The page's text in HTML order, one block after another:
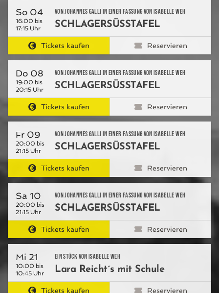
So 04
16:00 bis
17:15 Uhr
von Johannes Galli in einer Fassung von Isabelle Weh
SCHLAGERSÜSSTAFEL
Tickets kaufen Reservieren
Do 08
19:00 bis
20:15 Uhr
von Johannes Galli in einer Fassung von Isabelle Weh
SCHLAGERSÜSSTAFEL
Tickets kaufen Reservieren
Fr 09
20:00 bis
21:15 Uhr
von Johannes Galli in einer Fassung von Isabelle Weh
SCHLAGERSÜSSTAFEL
Tickets kaufen Reservieren
Sa 10
20:00 bis
21:15 Uhr
von Johannes Galli in einer Fassung von Isabelle Weh
SCHLAGERSÜSSTAFEL
Tickets kaufen Reservieren
Mi 21
10:00 bis
10:45 Uhr
ein Stück von Isabelle Weh
Lara Reicht´s mit Schule
Tickets kaufen Reservieren